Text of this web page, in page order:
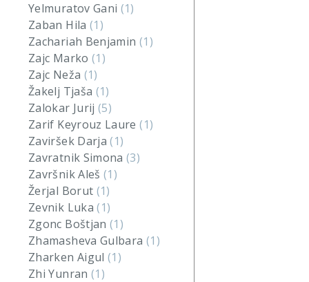
Yelmuratov Gani (1)
Zaban Hila (1)
Zachariah Benjamin (1)
Zajc Marko (1)
Zajc Neža (1)
Žakelj Tjaša (1)
Zalokar Jurij(5)
Zarif Keyrouz Laure(1)
Zaviršek Darja(1)
Zavratnik Simona(3)
Završnik Aleš(1)
Žerjal Borut (1)
Zevnik Luka(1)
Zgonc Boštjan(1)
Zhamasheva Gulbara (1)
Zharken Aigul(1)
Zhi Yunran (1)